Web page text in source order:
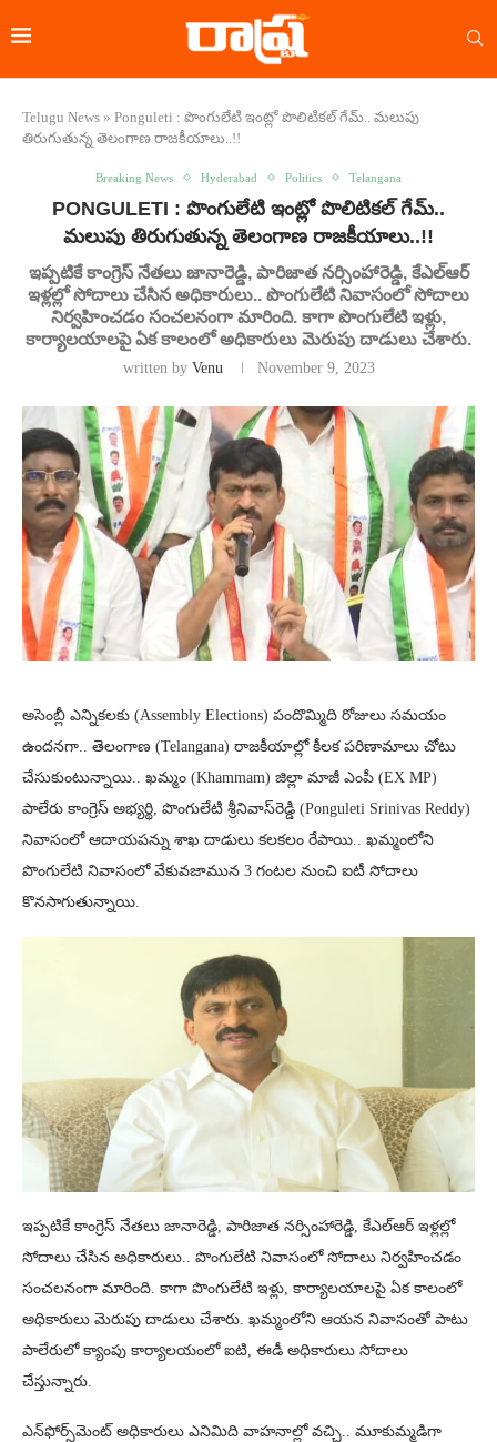
Telugu News » Ponguleti : పొంగులేటి ఇంట్లో పొలిటికల్‌ గేమ్‌.. మలుపు
తిరుగుతున్న తెలంగాణ రాజకీయాలు..!!
Breaking News Hyderabad Politics Telangana
PONGULETI : పొంగులేటి ఇంట్లో పొలిటికల్‌ గేమ్‌..
మలుపు తిరుగుతున్న తెలంగాణ రాజకీయాలు..!!
ఇప్పటికే కాంగ్రెస్ నేతలు జానారెడ్డి, పారిజాత నర్సింహారెడ్డి, కేఎల్‌ఆర్
ఇళ్లల్లో సోదాలు చేసిన అధికారులు.. పొంగులేటి నివాసంలో సోదాలు
నిర్వహించడం సంచలనంగా మారింది. కాగా పొంగులేటి ఇళ్లు,
కార్యాలయాలపై ఏక కాలంలో అధికారులు మెరుపు దాడులు చేశారు.
written by Venu November 9, 2023
అసెంబ్లీ ఎన్నికలకు (Assembly Elections) పందొమ్మిది రోజులు సమయం
ఉందనగా.. తెలంగాణ (Telangana) రాజకీయాల్లో కీలక పరిణామాలు చోటు
చేసుకుంటున్నాయి.. ఖమ్మం (Khammam) జిల్లా మాజీ ఎంపీ (EX MP)
పాలేరు కాంగ్రెస్‌ అభ్యర్థి, పొంగులేటి శ్రీనివాస్‌రెడ్డి (Ponguleti Srinivas Reddy)
నివాసంలో ఆదాయపన్ను శాఖ దాడులు కలకలం రేపాయి.. ఖమ్మంలోని
పొంగులేటి నివాసంలో వేకువజామున 3 గంటల నుంచి ఐటీ సోదాలు
కొనసాగుతున్నాయి.
ఇప్పటికే కాంగ్రెస్ నేతలు జానారెడ్డి, పారిజాత నర్సింహారెడ్డి, కేఎల్‌ఆర్ ఇళ్లల్లో
సోదాలు చేసిన అధికారులు.. పొంగులేటి నివాసంలో సోదాలు నిర్వహించడం
సంచలనంగా మారింది. కాగా పొంగులేటి ఇళ్లు, కార్యాలయాలపై ఏక కాలంలో
అధికారులు మెరుపు దాడులు చేశారు. ఖమ్మంలోని ఆయన నివాసంతో పాటు
పాలేరులో క్యాంపు కార్యాలయంలో ఐటి, ఈడీ అధికారుల‌ు సోదాలు
చేస్తున్నారు.
ఎన్‌ఫోర్స్‌మెంట్ అధికారులు ఎనిమిది వాహనాల్లో వచ్చి.. మూకుమ్మడిగా